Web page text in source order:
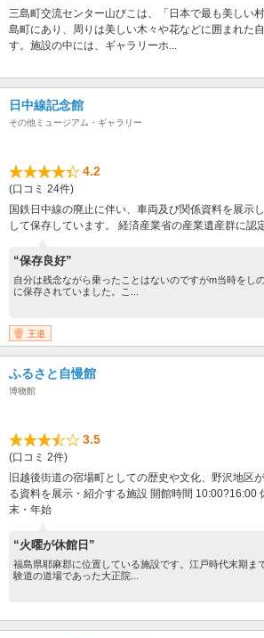
三島町交流センター山びこは、「日本で最も美しい
島町にあり、周りは美しい木々や花などに囲まれた
す。施設の中には、ギャラリーホ...
日中線記念館
その他ミュージアム・ギャラリー
4.2
(口コミ 24件)
国鉄日中線の廃止に伴い、車両及び関係資料を展示
して保存しています。 経済産業省の産業遺産群に認定
“保存良好”
自分は残念ながら乗ったことはないのですがm当時をし
に保存されていました。こ...
王道
ふるさと自慢館
博物館
3.5
(口コミ 2件)
旧越後街道の宿場町としての歴史や文化、野沢地区
る資料を展示・紹介する施設 開館時間
末・年始
“火曜が休館日”
福島県耶麻郡に位置している施設です。江戸時代末期ま
験道の道場であった大正院...